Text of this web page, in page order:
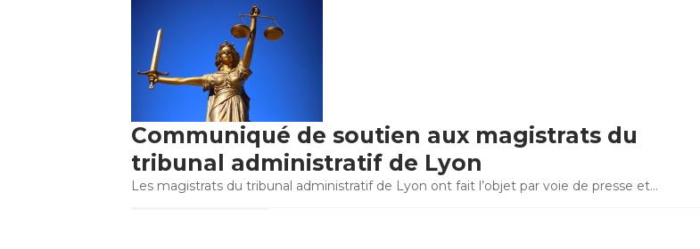
Communiqué de soutien aux magistrats du
tribunal administratif de Lyon
Les magistrats du tribunal administratif de Lyon ont fait l’objet par voie de presse et…